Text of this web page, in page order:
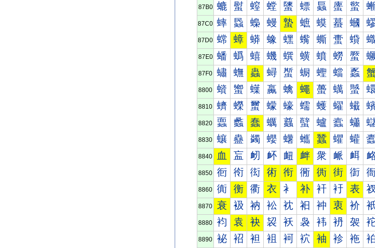
87B0 螰 螱 螲 螳 螴 螵 螶 螷 螸
87C0 蟀 蟁 蟂 蟃 蟄 蟅 蟆 蟇 蟈
87D0 蟐 蟑 蟒 蟓 蟔 蟕 蟖 蟗 蟘
87E0 蟠 蟡 蟢 蟣 蟤 蟥 蟦 蟧 蟨
87F0 蟰 蟱 蟲 蟳 蟴 蟵 蟶 蟷 蟸
8800 蠀 蠁 蠂 蠃 蠄 蠅 蠆 蠇 蠈
8810 蠐 蠑 蠒 蠓 蠔 蠕 蠖 蠗 蠘
8820 蠠 蠡 蠢 蠣 蠤 蠥 蠦 蠧 蠨
8830 蠰 蠱 蠲 蠳 蠴 蠵 蠶 蠷 蠸
8840 血 衁 衂 衃 衄 衅 衆 衇 衈
8850 衐 衑 衒 術 衔 衕 衖 街 衘
8860 衠 衡 衢 衣 衤 补 衦 衧 表 衩
8870 衰 衱 衲 衳 衴 衵 衶 衷 衸
8880 袀 袁 袂 袃 袄 袅 袆 袇 袈
8890 袐 袑 袒 袓 袔 袕 袖 袗 袘